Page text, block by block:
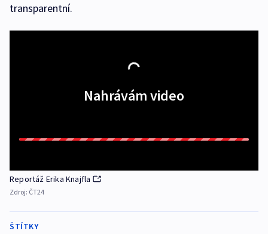
transparentní.
Nahrávám video
Reportáž Erika Knajfla
Zdroj: ČT24
ŠTÍTKY